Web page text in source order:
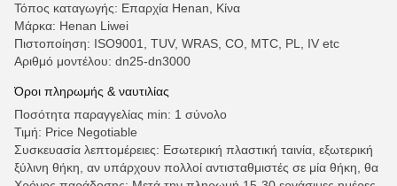
Τόπος καταγωγής: Επαρχία Henan, Κίνα
Μάρκα: Henan Liwei
Πιστοποίηση: ISO9001, TUV, WRAS, CO, MTC, PL, IV etc
Αριθμό μοντέλου: dn25-dn3000
Όροι πληρωμής & ναυτιλίας
Ποσότητα παραγγελίας min: 1 σύνολο
Τιμή: Price Negotiable
Συσκευασία λεπτομέρειες: Εσωτερική πλαστική ταινία, εξωτερική
ξύλινη θήκη, αν υπάρχουν πολλοί αντισταθμιστές σε μία θήκη, θα